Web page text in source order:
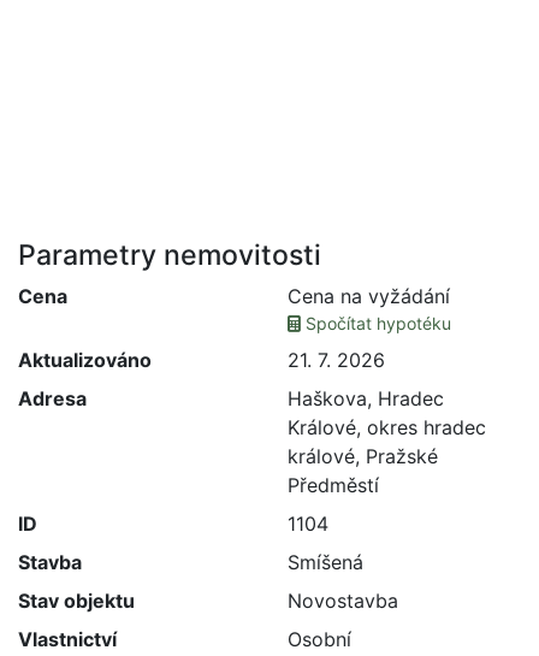
Parametry nemovitosti
Cena Cena na vyžádání
Spočítat hypotéku
Aktualizováno
21. 7. 2026
Adresa
Haškova, Hradec
Králové, okres hradec
králové, Pražské
Předměstí
ID
1104
Stavba
Smíšená
Stav objektu
Novostavba
Vlastnictví
Osobní